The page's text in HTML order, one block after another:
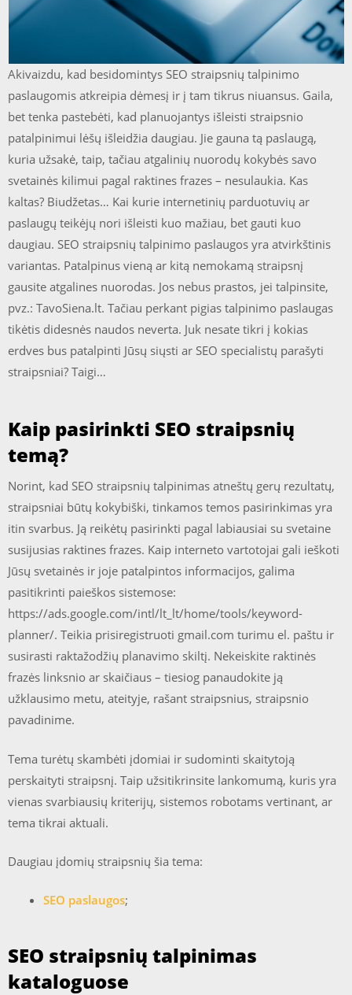
Akivaizdu, kad besidomintys SEO straipsnių talpinimo
paslaugomis atkreipia dėmesį ir į tam tikrus niuansus. Gaila,
bet tenka pastebėti, kad planuojantys išleisti straipsnio
patalpinimui lėšų išleidžia daugiau. Jie gauna tą paslaugą,
kuria užsakė, taip, tačiau atgalinių nuorodų kokybės savo
svetainės kilimui pagal raktines frazes – nesulaukia. Kas
kaltas? Biudžetas… Kai kurie internetinių parduotuvių ar
paslaugų teikėjų nori išleisti kuo mažiau, bet gauti kuo
daugiau. SEO straipsnių talpinimo paslaugos yra atvirkštinis
variantas. Patalpinus vieną ar kitą nemokamą straipsnį
gausite atgalines nuorodas. Jos nebus prastos, jei talpinsite,
pvz.: TavoSiena.lt. Tačiau perkant pigias talpinimo paslaugas
tikėtis didesnės naudos neverta. Juk nesate tikri į kokias
erdves bus patalpinti Jūsų siųsti ar SEO specialistų parašyti
straipsniai? Taigi…
Kaip pasirinkti SEO straipsnių
temą?
Norint, kad SEO straipsnių talpinimas atneštų gerų rezultatų,
straipsniai būtų kokybiški, tinkamos temos pasirinkimas yra
itin svarbus. Ją reikėtų pasirinkti pagal labiausiai su svetaine
susijusias raktines frazes. Kaip interneto vartotojai gali ieškoti
Jūsų svetainės ir joje patalpintos informacijos, galima
pasitikrinti paieškos sistemose:
https://ads.google.com/intl/lt_lt/home/tools/keyword-
planner/. Teikia prisiregistruoti gmail.com turimu el. paštu ir
susirasti raktažodžių planavimo skiltį. Nekeiskite raktinės
frazės linksnio ar skaičiaus – tiesiog panaudokite ją
užklausimo metu, ateityje, rašant straipsnius, straipsnio
pavadinime.
Tema turėtų skambėti įdomiai ir sudominti skaitytoją
perskaityti straipsnį. Taip užsitikrinsite lankomumą, kuris yra
vienas svarbiausių kriterijų, sistemos robotams vertinant, ar
tema tikrai aktuali.
Daugiau įdomių straipsnių šia tema:
SEO paslaugos;
SEO straipsnių talpinimas
kataloguose